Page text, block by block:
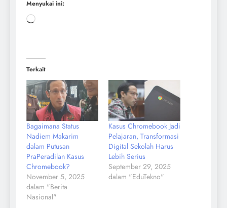
Menyukai ini:
Terkait
Bagaimana Status
Nadiem Makarim
dalam Putusan
PraPeradilan Kasus
Chromebook?
November 5, 2025
dalam "Berita
Nasional"
Kasus Chromebook Jadi
Pelajaran, Transformasi
Digital Sekolah Harus
Lebih Serius
September 29, 2025
dalam "EduTekno"